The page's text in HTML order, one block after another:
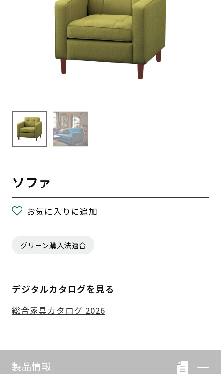
ソファ
お気に入りに追加
グリーン購入法適合
デジタルカタログを見る
総合家具カタログ 2026
製品情報